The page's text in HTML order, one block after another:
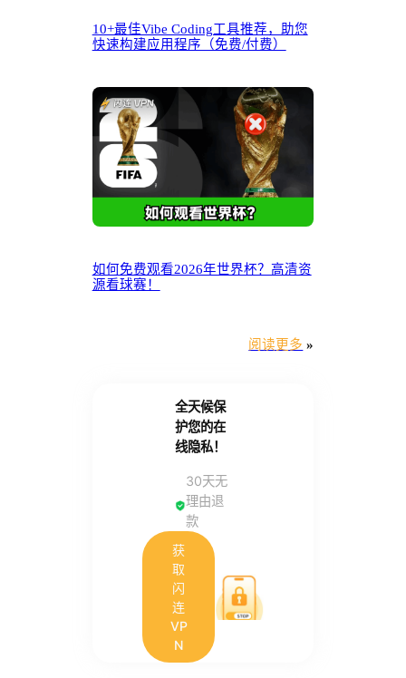
10+最佳Vibe Coding工具推荐，助您
快速构建应用程序（免费/付费）
如何免费观看2026年世界杯？高清资
源看球赛！
阅读更多 »
全天候保
护您的在
线隐私！
30天无
理由退
款
获
取
闪
连
VP
N